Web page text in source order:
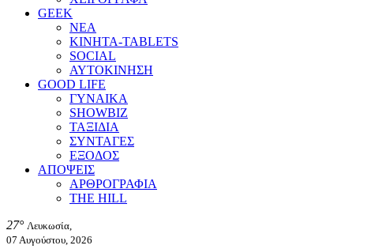
GEEK
ΝΕΑ
ΚΙΝΗΤΑ-TABLETS
SOCIAL
ΑΥΤΟΚΙΝΗΣΗ
GOOD LIFE
ΓΥΝΑΙΚΑ
SHOWBIZ
ΤΑΞΙΔΙΑ
ΣΥΝΤΑΓΕΣ
ΕΞΟΔΟΣ
ΑΠΟΨΕΙΣ
ΑΡΘΡΟΓΡΑΦΙΑ
THE HILL
27° Λευκωσία,
07 Αυγούστου, 2026